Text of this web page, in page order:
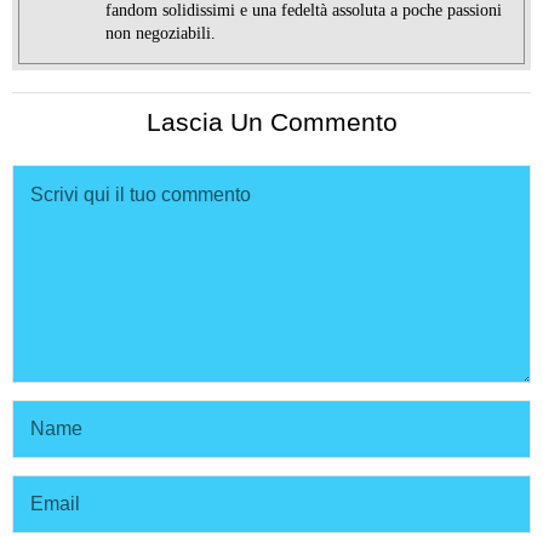
fandom solidissimi e una fedeltà assoluta a poche passioni
non negoziabili.
Lascia Un Commento